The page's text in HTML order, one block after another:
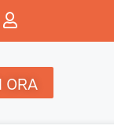
ORA